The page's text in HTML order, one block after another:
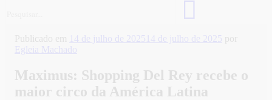
Publicado em 14 de julho de 2025 14 de julho de 2025 por
Egleia Machado
Maximus: Shopping Del Rey recebe o
maior circo da América Latina